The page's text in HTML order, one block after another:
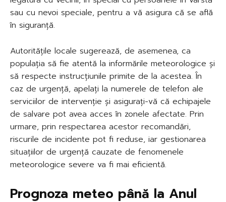
sau cu nevoi speciale, pentru a vă asigura că se află
în siguranță.
Autoritățile locale sugerează, de asemenea, ca
populația să fie atentă la informările meteorologice și
să respecte instrucțiunile primite de la acestea. În
caz de urgență, apelați la numerele de telefon ale
serviciilor de intervenție și asigurați-vă că echipajele
de salvare pot avea acces în zonele afectate. Prin
urmare, prin respectarea acestor recomandări,
riscurile de incidente pot fi reduse, iar gestionarea
situațiilor de urgență cauzate de fenomenele
meteorologice severe va fi mai eficientă.
Prognoza meteo până la Anul